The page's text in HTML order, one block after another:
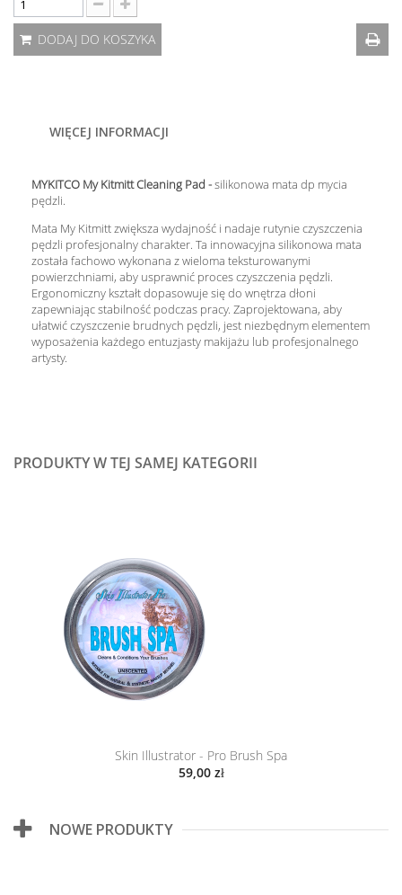
DODAJ DO KOSZYKA
WIĘCEJ INFORMACJI
MYKITCO My Kitmitt Cleaning Pad -silikonowa mata dp mycia
pędzli.
Mata My Kitmitt zwiększa wydajność i nadaje rutynie czyszczenia
pędzli profesjonalny charakter. Ta innowacyjna silikonowa mata
została fachowo wykonana z wieloma teksturowanymi
powierzchniami, aby usprawnić proces czyszczenia pędzli.
Ergonomiczny kształt dopasowuje się do wnętrza dłoni
zapewniając stabilność podczas pracy. Zaprojektowana, aby
ułatwić czyszczenie brudnych pędzli, jest niezbędnym elementem
wyposażenia każdego entuzjasty makijażu lub profesjonalnego
artysty.
PRODUKTY W TEJ SAMEJ KATEGORII
Skin Illustrator - Pro Brush Spa
59,00 zł
NOWE PRODUKTY